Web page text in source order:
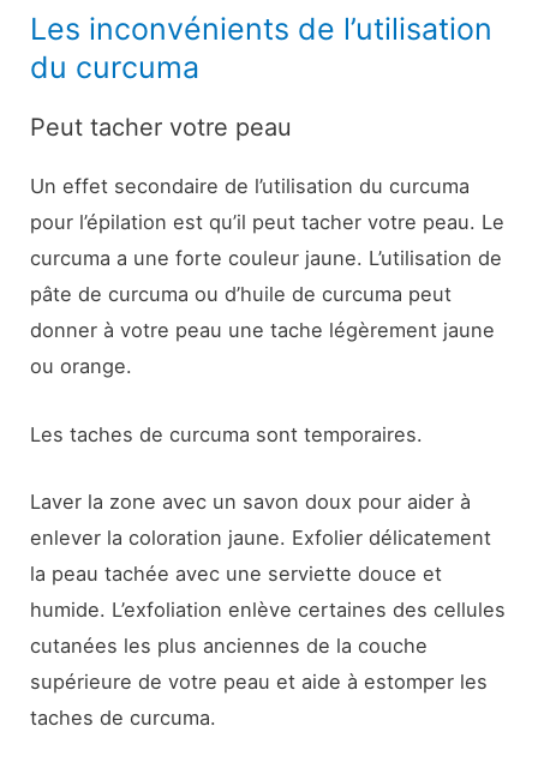
Les inconvénients de l’utilisation
du curcuma
Peut tacher votre peau
Un effet secondaire de l’utilisation du curcuma
pour l’épilation est qu’il peut tacher votre peau. Le
curcuma a une forte couleur jaune. L’utilisation de
pâte de curcuma ou d’huile de curcuma peut
donner à votre peau une tache légèrement jaune
ou orange.
Les taches de curcuma sont temporaires.
Laver la zone avec un savon doux pour aider à
enlever la coloration jaune. Exfolier délicatement
la peau tachée avec une serviette douce et
humide. L’exfoliation enlève certaines des cellules
cutanées les plus anciennes de la couche
supérieure de votre peau et aide à estomper les
taches de curcuma.